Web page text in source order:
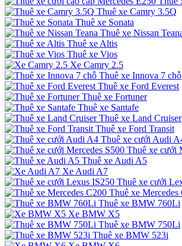
Thuê xe Camry 3.5Q
Thuê xe Sonata
Thuê xe Nissan
Thuê xe Altis
Thuê xe Vios
Xe Camry 2.5
Thuê xe Innova 7 chỗ
Thuê xe Ford Everest
Thuê xe Fortuner
Thuê xe Santafe
Thuê xe Land Cruiser
Thuê xe Ford Transit
Thuê xe cưới Audi
Thuê xe cưới
Thuê xe Audi A5
Xe Audi A7
Thuê xe cưới
Thuê xe Mercedes
Thuê xe BMW 760Li
Xe BMW X5
Thuê xe BMW 750Li
Thuê xe BMW 523i